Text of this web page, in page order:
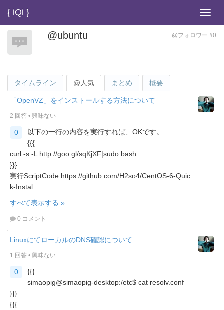
{ iQi }
@ubuntu @フォロワー #0
タイムライン @人気 まとめ 概要
「OpenVZ」をインストールする方法について
2 回答 • 興味ない
0
以下の一行の内容を実行すれば、OKです。
{{{
curl -s -L http://goo.gl/sqKjXF|sudo bash
}}}
実行ScriptCode:https://github.com/H2so4/CentOS-6-Quic
k-Instal...
すべて表示する »
0 コメント
LinuxにてローカルのDNS確認について
1 回答 • 興味ない
0
{{{
simaopig@simaopig-desktop:/etc$ cat resolv.conf
}}}
{{{